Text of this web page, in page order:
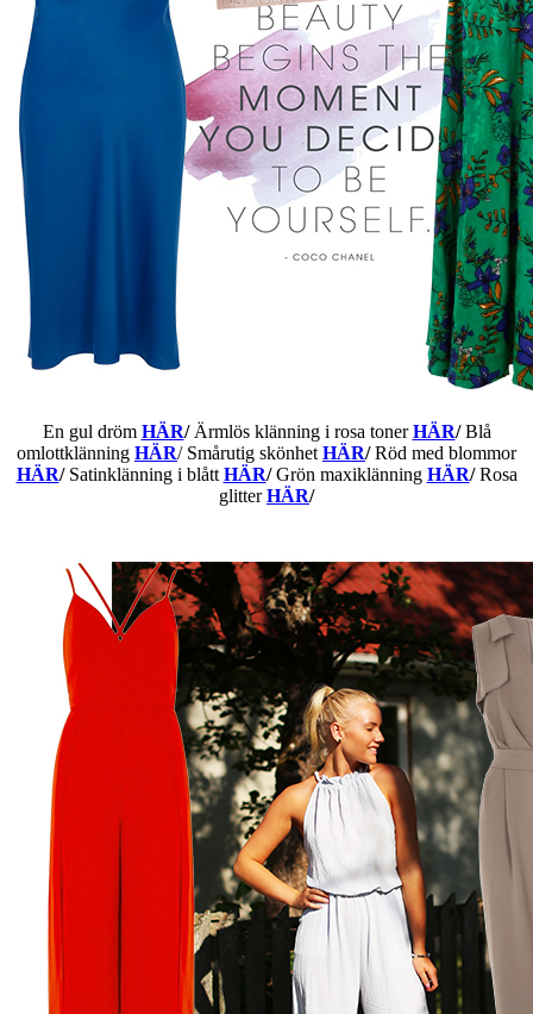
En gul dröm HÄR/Ärmlös klänning i rosa toner HÄR/Blå
omlottklänning HÄR/ Smårutig skönhetHÄR/Röd med blommor
HÄR/Satinklänning i blåttHÄR/Grön maxiklänning HÄR/Rosa
glitterHÄR/